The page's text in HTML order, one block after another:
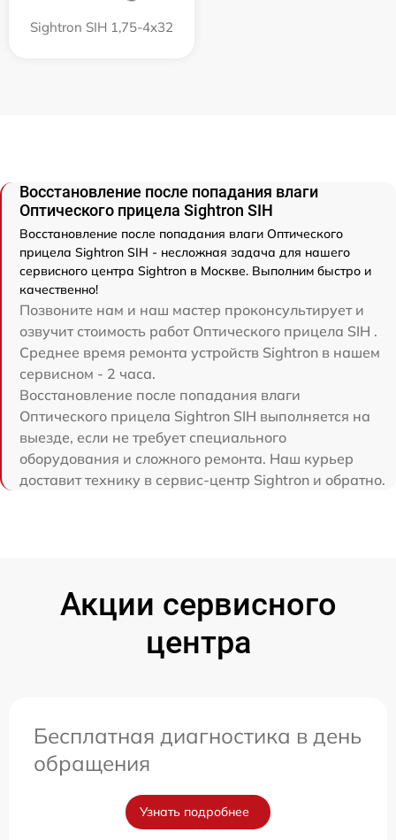
Sightron SIH 1,75-4x32
Восстановление после попадания влаги
Оптического прицела Sightron SIH
Восстановление после попадания влаги Оптического
прицела Sightron SIH - несложная задача для нашего
сервисного центра Sightron в Москве. Выполним быстро и
качественно!
Позвоните нам и наш мастер проконсультирует и
озвучит стоимость работ Оптического прицела SIH .
Среднее время ремонта устройств Sightron в нашем
сервисном - 2 часа.
Восстановление после попадания влаги
Оптического прицела Sightron SIH выполняется на
выезде, если не требует специального
оборудования и сложного ремонта. Наш курьер
доставит технику в сервис-центр Sightron и обратно.
Акции сервисного
центра
Бесплатная диагностика в день
обращения
Узнать подробнее